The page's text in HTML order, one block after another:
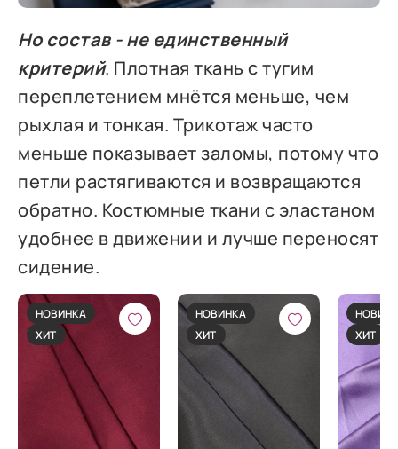
Но состав - не единственный
критерий. Плотная ткань с тугим
переплетением мнётся меньше, чем
рыхлая и тонкая. Трикотаж часто
меньше показывает заломы, потому что
петли растягиваются и возвращаются
обратно. Костюмные ткани с эластаном
удобнее в движении и лучше переносят
сидение.
НОВИНКА
ХИТ
НОВИНКА
ХИТ
ХИТ